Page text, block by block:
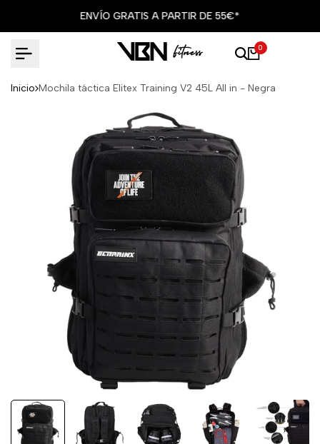
ENVÍO GRATIS A PARTIR DE 55€*
0
Inicio Mochila táctica Elitex Training V2 45L All in - Negra